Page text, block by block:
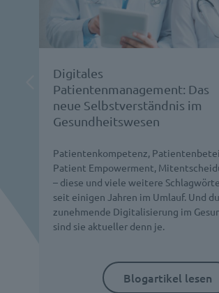
Digitales
Patientenmanagement: Das
neue Selbstverständnis im
Gesundheitswesen
Patientenkompetenz,
Patient Empowerment,
– diese und viele weitere
seit einigen Jahren im Umlauf. Und
zunehmende Digitalisierung im
sind sie aktueller denn je.
Blogartikel lesen